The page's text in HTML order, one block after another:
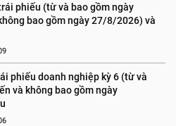
phiếu (từ và bao gồm ngày
bao gồm ngày 27/8/2026) và
phiếu doanh nghiệp kỳ 6 (từ và
và không bao gồm ngày